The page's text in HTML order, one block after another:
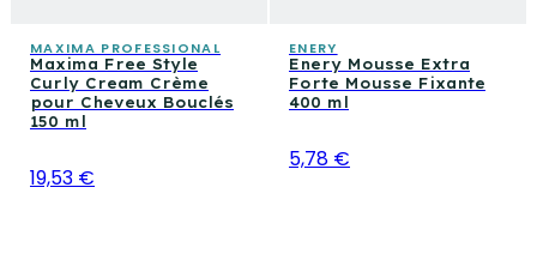
MAXIMA PROFESSIONAL
Maxima Free Style
Curly Cream Crème
pour Cheveux Bouclés
150 ml
19,53 €
ENERY
Enery Mousse Extra
Forte Mousse Fixante
400 ml
5,78 €